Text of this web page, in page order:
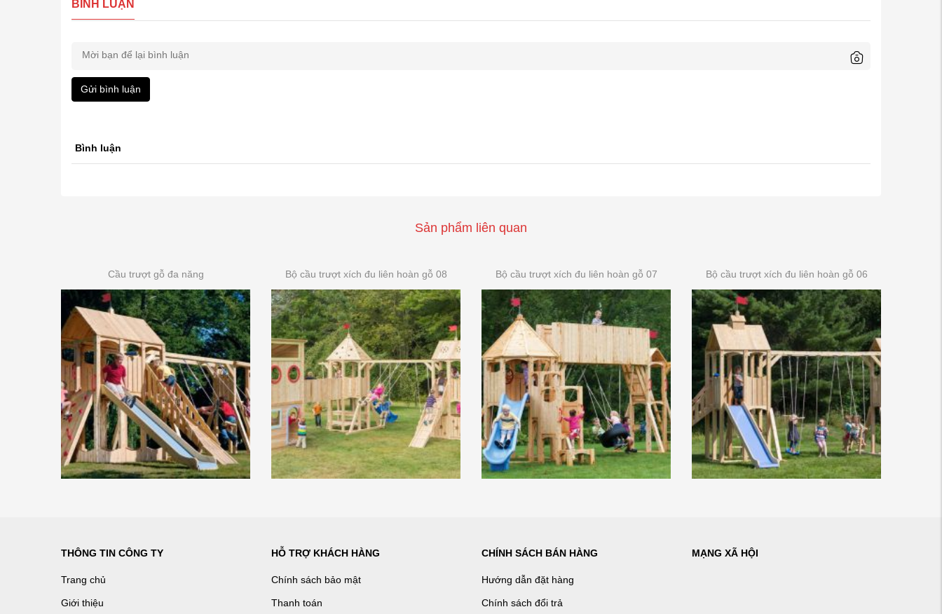
BÌNH LUẬN
Gửi bình luận
Bình luận
Sản phẩm liên quan
Cầu trượt gỗ đa năng Bộ cầu trượt xích đu liên hoàn gỗ 08 Bộ cầu trượt xích đu liên hoàn gỗ 07 Bộ cầu trượt xích đu liên hoàn gỗ 06
THÔNG TIN CÔNG TY
Trang chủ
Giới thiệu
HỖ TRỢ KHÁCH HÀNG
Chính sách bảo mật
Thanh toán
CHÍNH SÁCH BÁN HÀNG
Hướng dẫn đặt hàng
Chính sách đổi trả
MẠNG XÃ HỘI